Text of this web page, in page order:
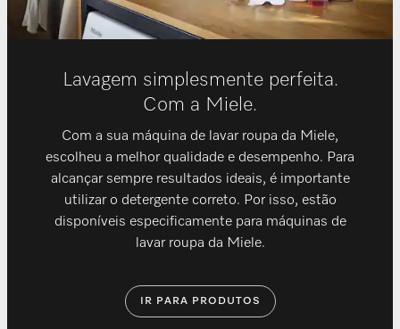
Lavagem simplesmente perfeita.
Com a Miele.
Com a sua máquina de lavar roupa da Miele,
escolheu a melhor qualidade e desempenho. Para
alcançar sempre resultados ideais, é importante
utilizar o detergente correto. Por isso, estão
disponíveis especificamente para máquinas de
lavar roupa da Miele.
IR PARA PRODUTOS